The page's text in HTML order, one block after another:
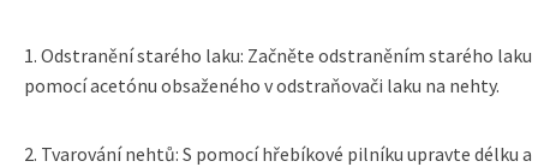
1. Odstranění starého laku: Začněte odstraněním starého laku
pomocí acetónu obsaženého v odstraňovači laku na nehty.
2. Tvarování nehtů: S pomocí hřebíkové pilníku upravte délku a